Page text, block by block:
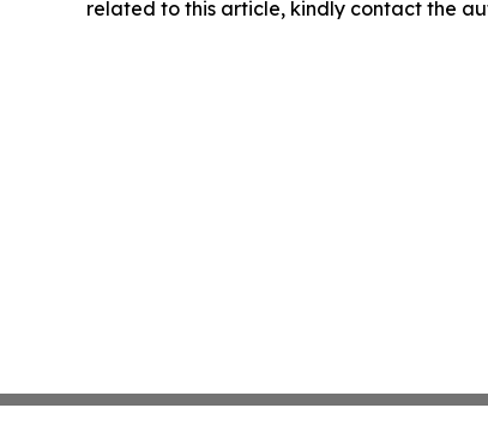
related to this article, kindly contact the